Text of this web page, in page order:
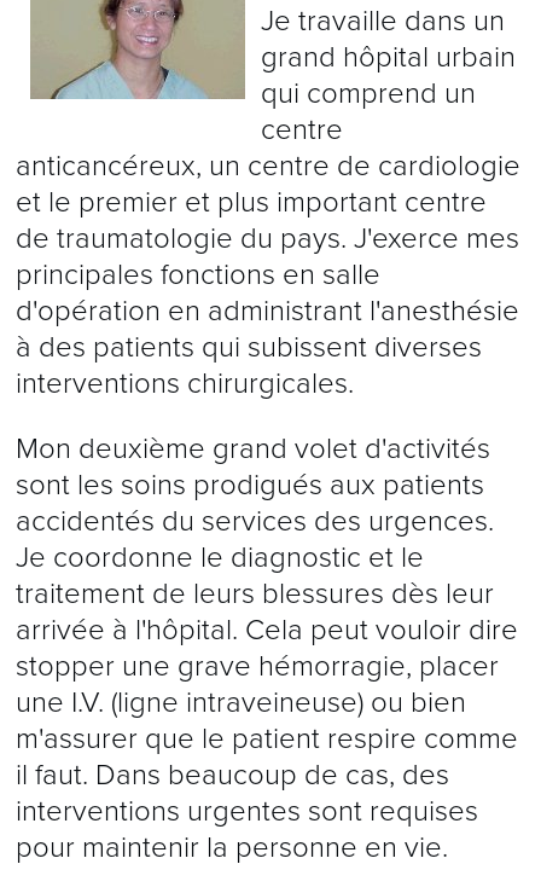
Je travaille dans un
grand hôpital urbain
qui comprend un
centre
anticancéreux, un centre de cardiologie
et le premier et plus important centre
de traumatologie du pays. J'exerce mes
principales fonctions en salle
d'opération en administrant l'anesthésie
à des patients qui subissent diverses
interventions chirurgicales.
Mon deuxième grand volet d'activités
sont les soins prodigués aux patients
accidentés du services des urgences.
Je coordonne le diagnostic et le
traitement de leurs blessures dès leur
arrivée à l'hôpital. Cela peut vouloir dire
stopper une grave hémorragie, placer
une I.V. (ligne intraveineuse) ou bien
m'assurer que le patient respire comme
il faut. Dans beaucoup de cas, des
interventions urgentes sont requises
pour maintenir la personne en vie.